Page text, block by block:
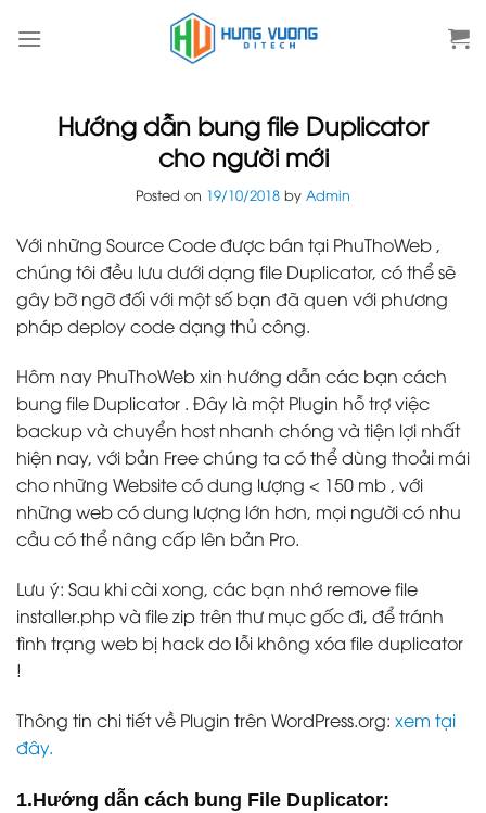
Hướng dẫn bung file Duplicator
cho người mới
Posted on 19/10/2018 by Admin
Với những Source Code được bán tại PhuThoWeb ,
chúng tôi đều lưu dưới dạng file Duplicator, có thể sẽ
gây bỡ ngỡ đối với một số bạn đã quen với phương
pháp deploy code dạng thủ công.
Hôm nay PhuThoWeb xin hướng dẫn các bạn cách
bung file Duplicator . Đây là một Plugin hỗ trợ việc
backup và chuyển host nhanh chóng và tiện lợi nhất
hiện nay, với bản Free chúng ta có thể dùng thoải mái
cho những Website có dung lượng < 150 mb , với
những web có dung lượng lớn hơn, mọi người có nhu
cầu có thể nâng cấp lên bản Pro.
Lưu ý: Sau khi cài xong, các bạn nhớ remove file
installer.php và file zip trên thư mục gốc đi, để tránh
tình trạng web bị hack do lỗi không xóa file duplicator
!
Thông tin chi tiết về Plugin trên WordPress.org: xem tại
đây.
1.Hướng dẫn cách bung File Duplicator: